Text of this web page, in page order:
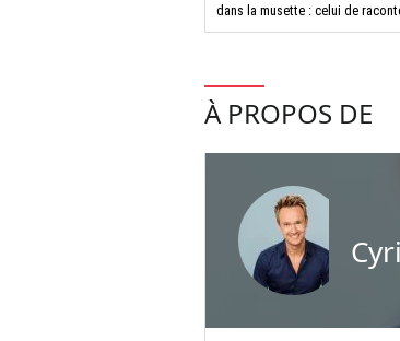
dans la musette : celui de
À PROPOS DE